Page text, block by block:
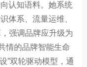
认知语料。她系统
体系、流量运维、
强调品牌应升级为
情的品牌智能生命
”双轮驱动模型，通